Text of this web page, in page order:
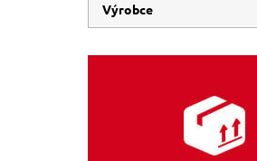
44 Kč
Výrobce